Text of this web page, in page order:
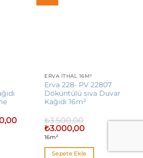
Şu
₺2.100,00.
ERVA İTHAL 16M²
Erva 228- PV 22807
Döküntülü sıva Duvar
Kağıdı 16m²
₺3.500,00
Orijinal
fiyat:
₺3.500,00.
₺3.000,00Şu
₺3.000,00.
16m²
Sepete Ekle